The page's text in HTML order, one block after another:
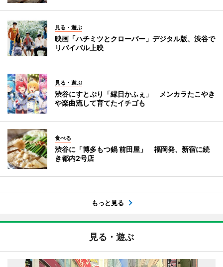
見る・遊ぶ
映画「ハチミツとクローバー」デジタル版、渋谷で
リバイバル上映
見る・遊ぶ
渋谷にすとぷり「縁日かふぇ」 メンカラたこやき
や楽曲流して育てたイチゴも
食べる
渋谷に「博多もつ鍋 前田屋」 福岡発、新宿に続
き都内2号店
もっと見る
見る・遊ぶ